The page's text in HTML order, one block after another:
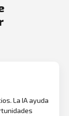
La IA ayuda